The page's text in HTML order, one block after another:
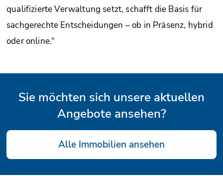
qualifizierte Verwaltung setzt, schafft die Basis für
sachgerechte Entscheidungen – ob in Präsenz, hybrid
oder online.“
Sie möchten sich unsere aktuellen
Angebote ansehen?
Alle Immobilien ansehen